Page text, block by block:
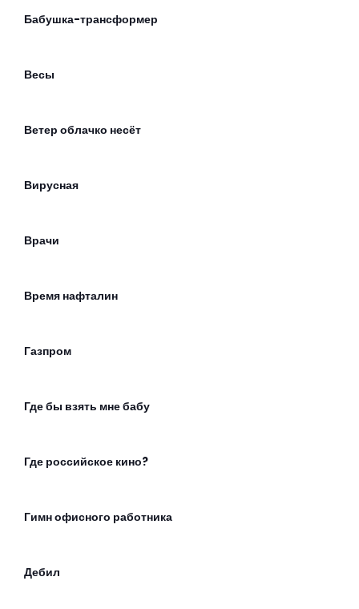
Бабушка-трансформер
Весы
Ветер облачко несёт
Вирусная
Врачи
Время нафталин
Газпром
Где бы взять мне бабу
Где российское кино?
Гимн офисного работника
Дебил